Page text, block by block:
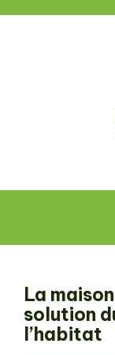
La
solution
l’habitat